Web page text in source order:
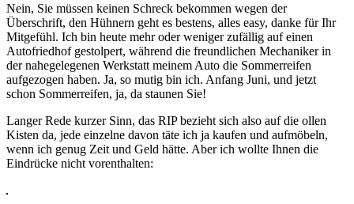
Nein, Sie müssen keinen Schreck bekommen wegen der
Überschrift, den Hühnern geht es bestens, alles easy, danke für Ihr
Mitgefühl. Ich bin heute mehr oder weniger zufällig auf einen
Autofriedhof gestolpert, während die freundlichen Mechaniker in
der nahegelegenen Werkstatt meinem Auto die Sommerreifen
aufgezogen haben. Ja, so mutig bin ich. Anfang Juni, und jetzt
schon Sommerreifen, ja, da staunen Sie!
Langer Rede kurzer Sinn, das RIP bezieht sich also auf die ollen
Kisten da, jede einzelne davon täte ich ja kaufen und aufmöbeln,
wenn ich genug Zeit und Geld hätte. Aber ich wollte Ihnen die
Eindrücke nicht vorenthalten: